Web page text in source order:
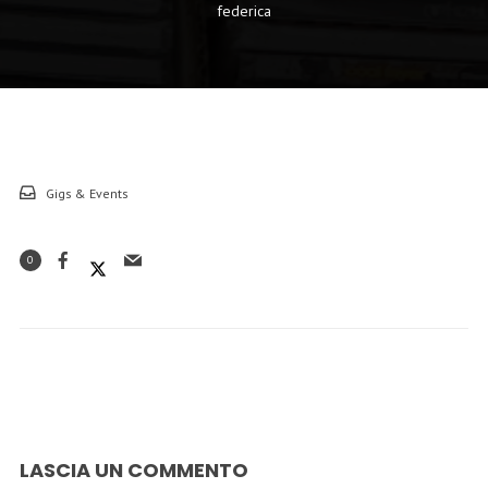
federica
Gigs & Events
0
LASCIA UN COMMENTO